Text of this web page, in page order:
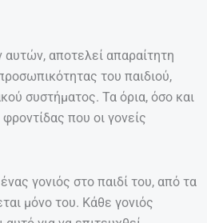
αποτελεί απαραίτητη
του παιδιού,
συστήματος. Τα όρια, όσο και
που οι γονείς
γονιός στο παιδί του, από τα
μόνο του. Κάθε γονιός